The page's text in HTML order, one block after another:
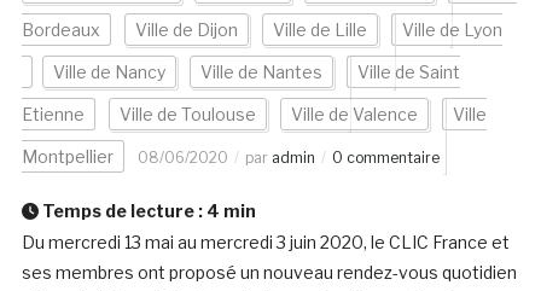
Bordeaux Ville de Dijon Ville de Lille Ville de Lyon
Ville de Nancy Ville de Nantes Ville de Saint
Etienne Ville de Toulouse Ville de Valence Ville
Montpellier 08/06/2020 par admin 0 commentaire
Temps de lecture : 4 min
Du mercredi 13 mai au mercredi 3 juin 2020, le CLIC France et
ses membres ont proposé un nouveau rendez-vous quotidien